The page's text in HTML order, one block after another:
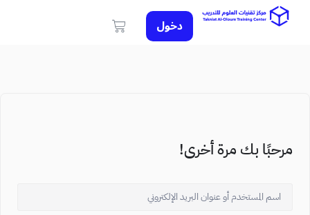
دخول
مرحبًا بك مرة أخرى!